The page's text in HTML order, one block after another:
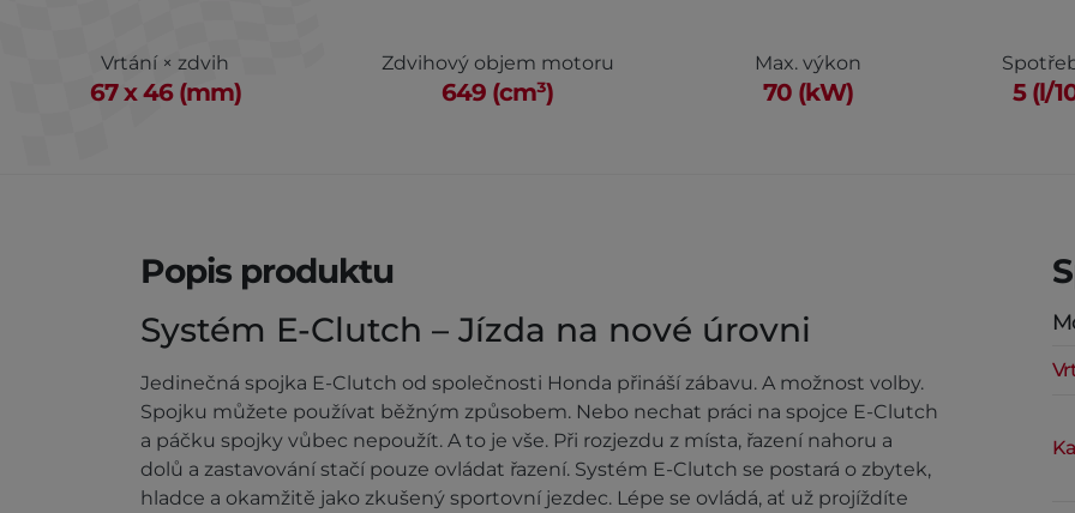
Vrtání × zdvih
67 x 46 (mm)
Zdvihový objem motoru
649 (cm³)
Max. výkon
70 (kW) 5 (l/
Popis produktu
Systém E-Clutch – Jízda na nové úrovni
Jedinečná spojka E-Clutch od společnosti Honda přináší zábavu. A možnost volby.
Spojku můžete používat běžným způsobem. Nebo nechat práci na spojce E-Clutch
a páčku spojky vůbec nepoužít. A to je vše. Při rozjezdu z místa, řazení nahoru a
dolů a zastavování stačí pouze ovládat řazení. Systém E-Clutch se postará o zbytek,
hladce a okamžitě jako zkušený sportovní jezdec. Lépe se ovládá, ať už projíždíte